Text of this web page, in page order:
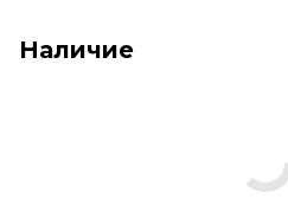
Наличие